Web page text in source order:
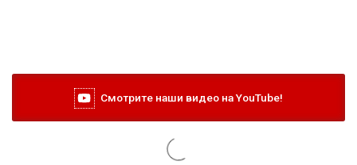
Смотрите наши видео на YouTube!